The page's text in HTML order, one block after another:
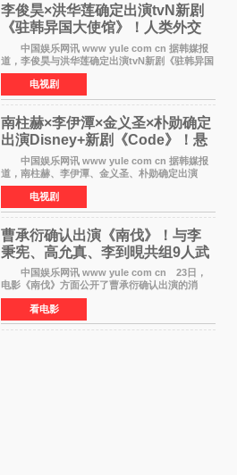
李俊昊×洪华莲确定出演tvN新剧
《驻韩异国大使馆》！人类外交
官与“龙”大使的奇幻
中国娱乐网讯 www yule com cn 据韩媒报
道，李俊昊与洪华莲确定出演tvN新剧《驻韩异国
大使馆》，分别担任男女主角，引发期待。
该剧讲述了一位因管理驻韩异国大使馆（负责管
理居住在大韩
电视剧
南柱赫×李伊潭×金义圣×朴勋确定
出演Disney+新剧《Code》！悬
疑犯罪惊悚明年上线
中国娱乐网讯 www yule com cn 据韩媒报
道，南柱赫、李伊潭、金义圣、朴勋确定出演
Disney+新剧《Code》，该剧预计将于明年播
出，引发高度关注。 本剧改编自同名人气台
剧，讲述了一位往来
电视剧
曹承衍确认出演《南伐》！与李
秉宪、高允真、李到晛共组9人武
士团
中国娱乐网讯 www yule com cn 23日，
电影《南伐》方面公开了曹承衍确认出演的消
息。通过歌手活动展现出独特色彩的曹承衍将在
片中饰演拥有出色弓箭技术的弓箭手，他将在这
一历史动作大片中展
看电影